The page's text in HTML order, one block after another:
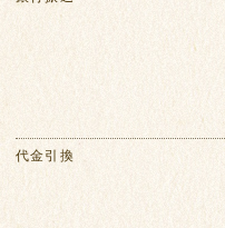
代金引換